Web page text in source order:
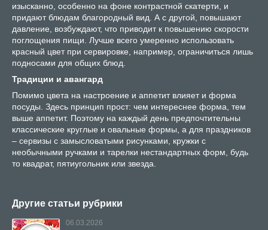
изысканно, особенно на фоне контрастной скатерти, и
придают блюдам благородный вид. А с другой, повышают
давление, возбуждают, что приводит к повышению скорости
поглощения пищи. Лучше всего умеренно использовать
красный цвет при сервировке, например, ограничиться лишь
подносами для общих блюд.
Традиции и авангард
Помимо цвета на настроение и аппетит влияет и форма
посуды. Здесь принцип прост: чем интереснее форма, тем
выше аппетит. Поэтому на каждый день предпочтительны
классические круглые и овальные формы, а для праздников
– сервизы с замысловатыми рисунками, кружки с
необычными ручками и тарелки нестандартных форм, будь
то квадрат, пятиугольник или звезда.
Другие статьи рубрики
06.03.2026